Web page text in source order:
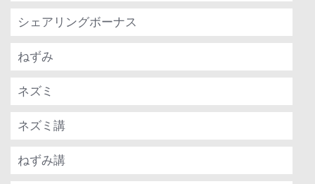
シェアリングボーナス
ねずみ
ネズミ
ネズミ講
ねずみ講